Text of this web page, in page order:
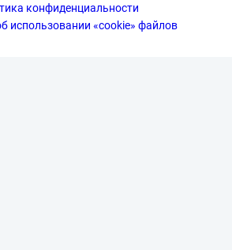
лиц в соответствии
законодательства
конфиденциальности
использовании «cookie» файлов